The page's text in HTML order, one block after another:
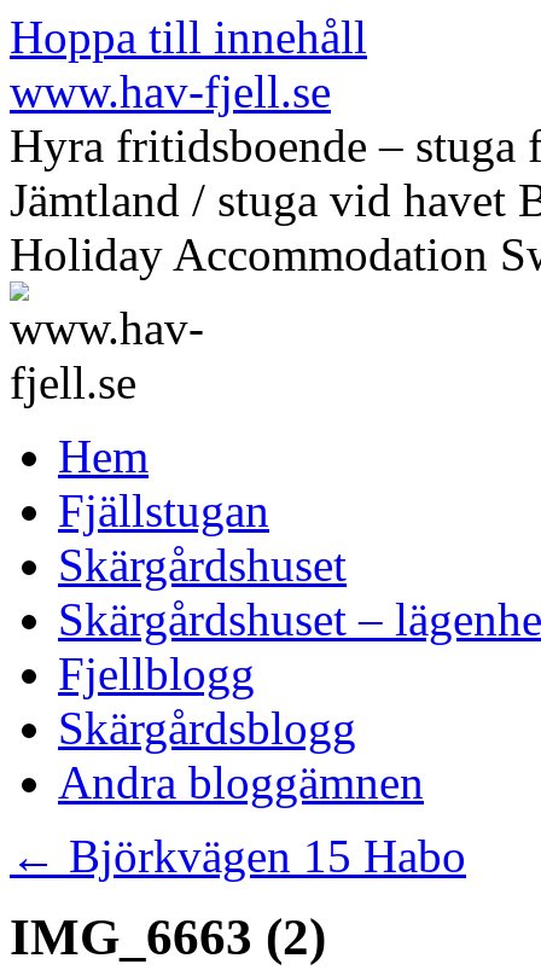
Hoppa till innehåll
www.hav-fjell.se
Hyra fritidsboende – stuga
Jämtland / stuga vid havet
Holiday Accommodation
Hem
Fjällstugan
Skärgårdshuset
Skärgårdshuset –
Fjellblogg
Skärgårdsblogg
Andra bloggämnen
← Björkvägen 15 Habo
IMG_6663 (2)